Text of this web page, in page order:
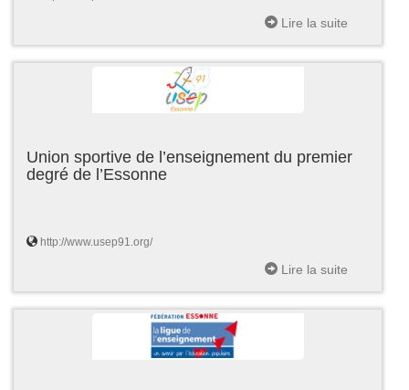
Lire la suite
Union sportive de l’enseignement du premier
degré de l’Essonne
http://www.usep91.org/
Lire la suite